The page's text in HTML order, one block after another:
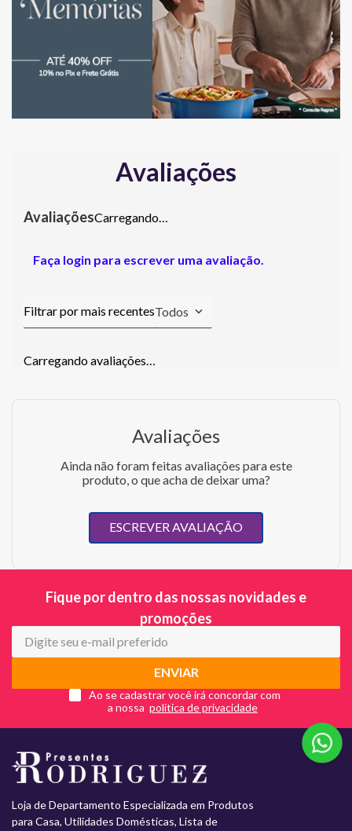
Avaliações
Carregando…
Faça login para escrever uma avaliação.
Todos
Carregando avaliações…
Avaliações
Ainda não foram feitas avaliações para este
produto, o que acha de deixar uma?
ESCREVER AVALIAÇÃO
Fique por dentro das nossas novidades e
promoções
ENVIAR
Ao se cadastrar você irá concordar com
a nossa
Loja de Departamento Especializada em Produtos
para Casa, Utilidades Domésticas, Lista de